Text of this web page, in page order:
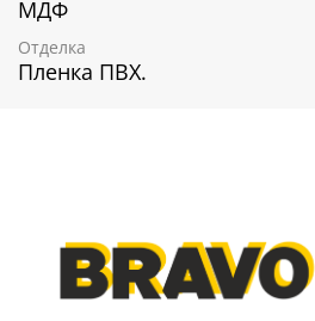
МДФ
Отделка
Пленка ПВХ.